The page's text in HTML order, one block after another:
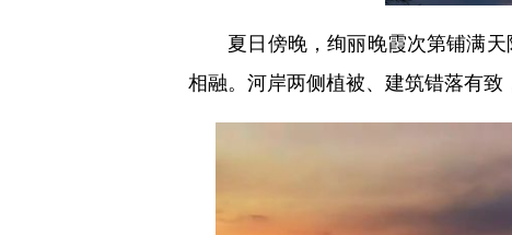
夏日傍晚，绚丽晚霞次第铺满天
相融。河岸两侧植被、建筑错落有致